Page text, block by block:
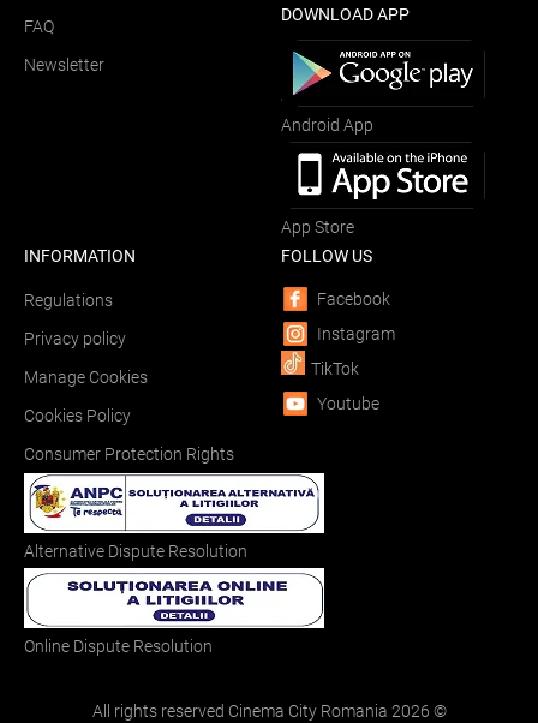
FAQ
Newsletter
DOWNLOAD APP
Android App
App Store
INFORMATION
Regulations
Privacy policy
Manage Cookies
Cookies Policy
Consumer Protection Rights
Alternative Dispute Resolution
Online Dispute Resolution
FOLLOW US
Facebook
Instagram
TikTok
Youtube
All rights reserved Cinema City Romania 2026 ©